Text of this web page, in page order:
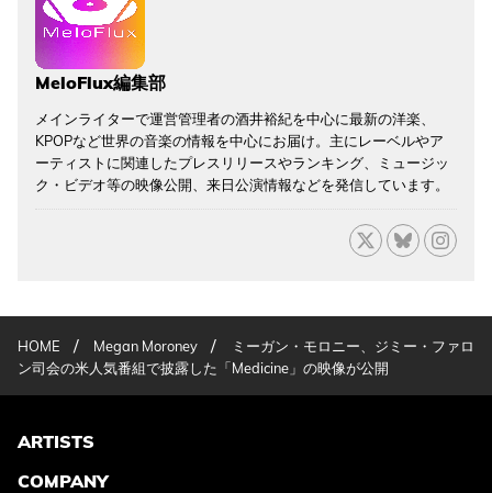
MeloFlux編集部
メインライターで運営管理者の酒井裕紀を中心に最新の洋楽、
KPOPなど世界の音楽の情報を中心にお届け。主にレーベルやア
ーティストに関連したプレスリリースやランキング、ミュージッ
ク・ビデオ等の映像公開、来日公演情報などを発信しています。
HOME / Megan Moroney /
ミーガン・モロニー、ジミー・ファロ
ン司会の米人気番組で披露した「Medicine」の映像が公開
ARTISTS
COMPANY